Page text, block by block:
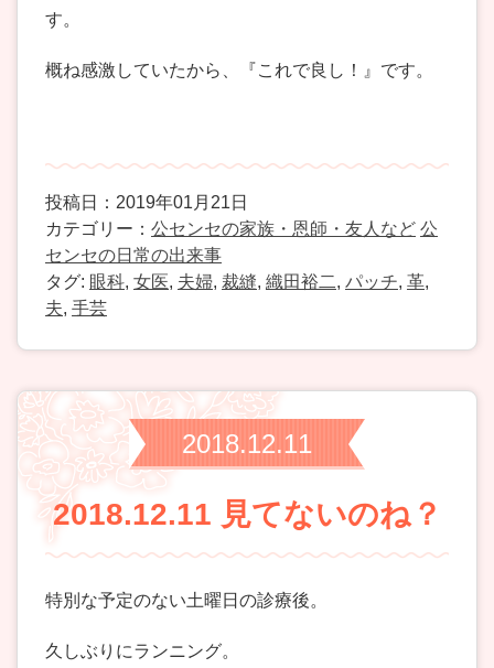
す。
概ね感激していたから、『これで良し！』です。
投稿日：2019年01月21日
カテゴリー： 公センセの家族・恩師・友人など 公
センセの日常の出来事
タグ: 眼科, 女医, 夫婦, 裁縫, 織田裕二, パッチ, 革,
夫, 手芸
2018.12.11
2018.12.11 見てないのね？
特別な予定のない土曜日の診療後。
久しぶりにランニング。